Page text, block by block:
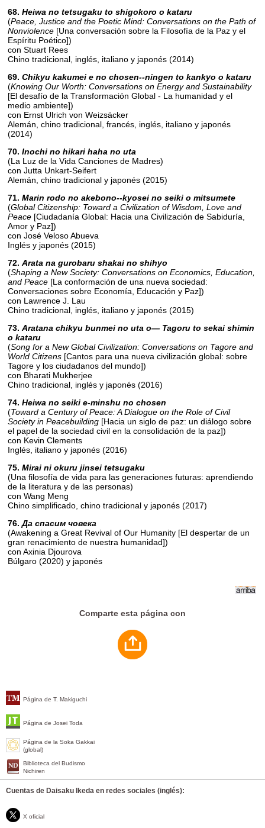
Página de T. Makiguchi
Página de Josei Toda
Página de la Soka Gakkai
(global)
Biblioteca del Budismo
Nichiren
Cuentas de Daisaku Ikeda en redes sociales (inglés):
X oficial
68.Heiwa no tetsugaku to shigokoro o kataru
(Peace, Justice and the Poetic Mind: Conversations on the Path of
Nonviolence [Una conversación sobre la Filosofía de la Paz y el
Espíritu Poético])
con Stuart Rees
Chino tradicional, inglés, italiano y japonés (2014)
69.Chikyu kakumei e no chosen--ningen to kankyo o kataru
(Knowing Our Worth: Conversations on Energy and Sustainability
[El desafío de la Transformación Global - La humanidad y el
medio ambiente])
con Ernst Ulrich von Weizsäcker
Alemán, chino tradicional, francés, inglés, italiano y japonés
(2014)
70.Inochi no hikari haha no uta
(La Luz de la Vida Canciones de Madres)
con Jutta Unkart-Seifert
Alemán, chino tradicional y japonés (2015)
71.Marin rodo no akebono--kyosei no seiki o mitsumete
(Global Citizenship: Toward a Civilization of Wisdom, Love and
Peace [Ciudadanía Global: Hacia una Civilización de Sabiduría,
Amor y Paz])
con José Veloso Abueva
Inglés y japonés (2015)
72.Arata na gurobaru shakai no shihyo
(Shaping a New Society: Conversations on Economics, Education,
and Peace [La conformación de una nueva sociedad:
Conversaciones sobre Economía, Educación y Paz])
con Lawrence J. Lau
Chino tradicional, inglés, italiano y japonés (2015)
73.Aratana chikyu bunmei no uta o— Tagoru to sekai shimin
o kataru
(Song for a New Global Civilization: Conversations on Tagore and
World Citizens [Cantos para una nueva civilización global: sobre
Tagore y los ciudadanos del mundo])
con Bharati Mukherjee
Chino tradicional, inglés y japonés (2016)
74.Heiwa no seiki e-minshu no chosen
(Toward a Century of Peace: A Dialogue on the Role of Civil
Society in Peacebuilding [Hacia un siglo de paz: un diálogo sobre
el papel de la sociedad civil en la consolidación de la paz])
con Kevin Clements
Inglés, italiano y japonés (2016)
75.Mirai ni okuru jinsei tetsugaku
(Una filosofía de vida para las generaciones futuras: aprendiendo
de la literatura y de las personas)
con Wang Meng
Chino simplificado, chino tradicional y japonés (2017)
76.Да спасим човека
(Awakening a Great Revival of Our Humanity [El despertar de un
gran renacimiento de nuestra humanidad])
con Axinia Djourova
Búlgaro (2020) y japonés
Comparte esta página con